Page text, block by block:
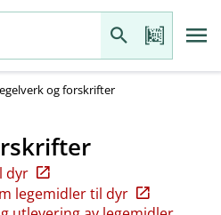
og forskrifter
dyr
legemidler til dyr